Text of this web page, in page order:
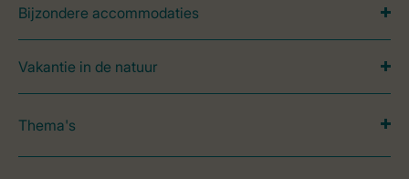
Bijzondere accommodaties
Vakantie in de natuur
Thema's